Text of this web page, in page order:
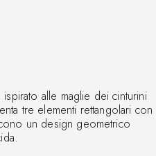
alle maglie dei cinturini
tre elementi rettangolari con
un design geometrico